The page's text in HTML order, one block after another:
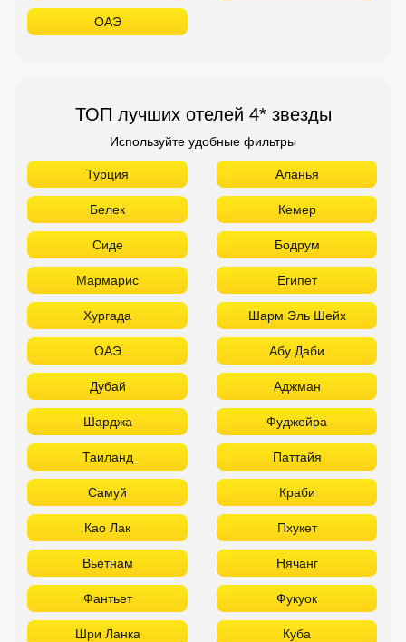
ОАЭ
ТОП лучших отелей 4* звезды
Используйте удобные фильтры
Турция Аланья
Белек Кемер
Сиде Бодрум
Мармарис Египет
Хургада Шарм Эль Шейх
ОАЭ Абу Даби
Дубай Аджман
Шарджа Фуджейра
Таиланд Паттайя
Самуй Краби
Као Лак Пхукет
Вьетнам Нячанг
Фантьет Фукуок
Шри Ланка Куба